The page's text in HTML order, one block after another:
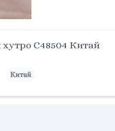
C48504 Китай
Китай